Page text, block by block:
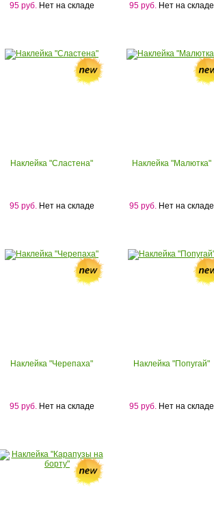
95 руб.Нет на складе 95 руб.Нет на складе
Наклейка "Сластена"
95 руб.Нет на складе
Наклейка "Малютка"
95 руб.Нет на складе
Наклейка "Черепаха"
95 руб.Нет на складе
Наклейка "Попугай"
95 руб.Нет на складе